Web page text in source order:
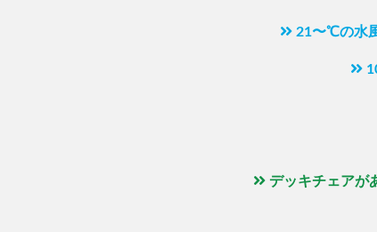
21〜℃の水
デッキチェアが